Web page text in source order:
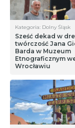
Kategoria: Dolny Śląsk
Sześć dekad w
twórczość Jana
Barda w Muzeum
Etnograficznym
Wrocławiu